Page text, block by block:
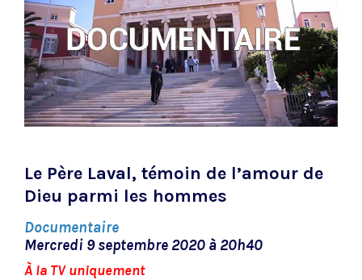
Le Père Laval, témoin de l’amour de
Dieu parmi les hommes
Documentaire
Mercredi 9 septembre 2020 à 20h40
À la TV uniquement